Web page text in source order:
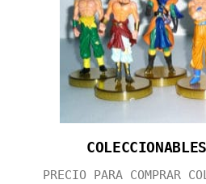
PRECIO PARA COMPRAR